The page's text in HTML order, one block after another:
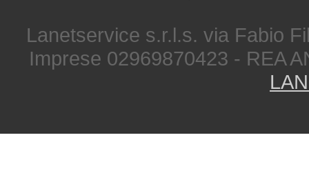
Lanetservice s.r.l.s. via Fabio
Imprese 02969870423 - REA